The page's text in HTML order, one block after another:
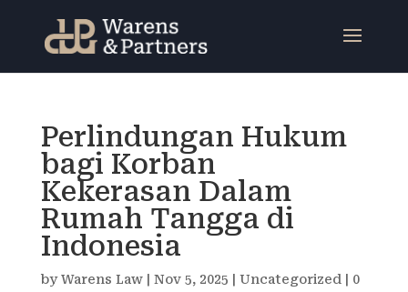
Perlindungan Hukum
bagi Korban
Kekerasan Dalam
Rumah Tangga di
Indonesia
byWarens Law| Nov 5, 2025 Uncategorized
0